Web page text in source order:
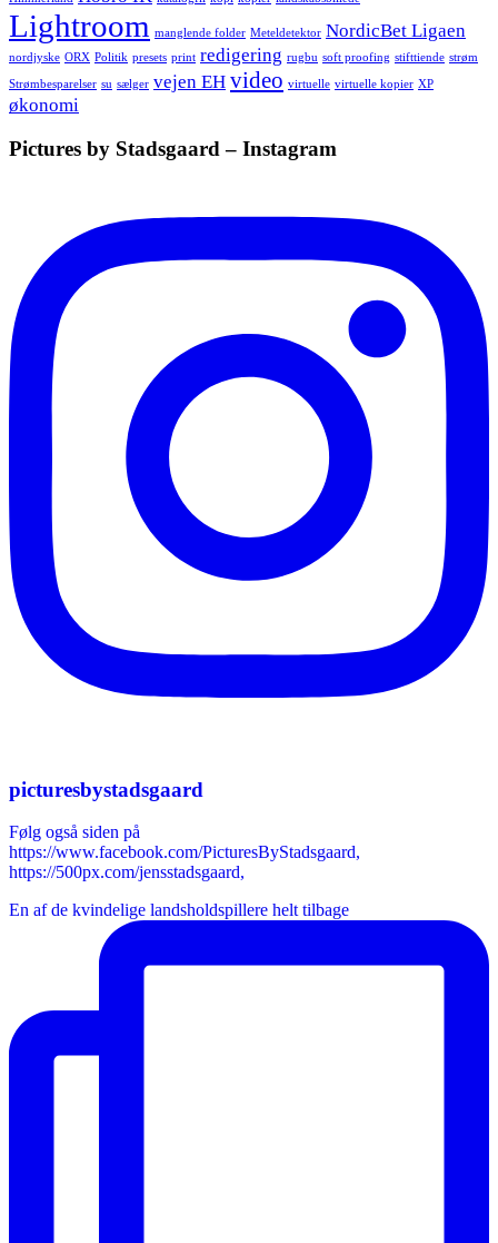
Lightroom manglende folder Meteldetektor NordicBet Ligaen
nordjyske ORX Politik presets print redigering rugbu soft proofing stifttiende strøm
Strømbesparelser su sælger vejen EH video virtuelle virtuelle kopier XP
økonomi
Pictures by Stadsgaard – Instagram
picturesbystadsgaard
Følg også siden på
https://www.facebook.com/PicturesByStadsgaard,
https://500px.com/jensstadsgaard,
En af de kvindelige landsholdspillere helt tilbage